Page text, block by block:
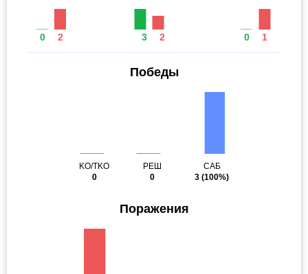
0 2 3 2 0 1
Победы
KO/TKO
0
РЕШ
0
САБ
3 (100%)
Поражения